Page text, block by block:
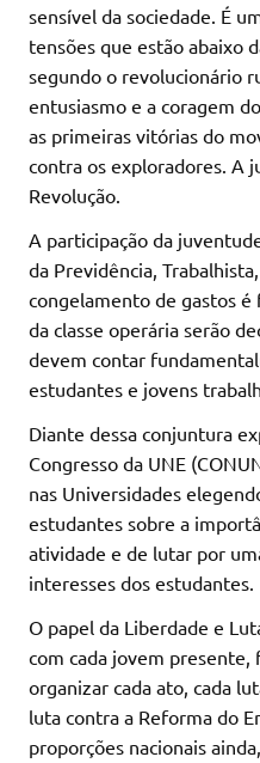
sensível da sociedade. É
tensões que estão abaixo
segundo o revolucionário
entusiasmo e a coragem
as primeiras vitórias do
contra os exploradores. A
Revolução.
A participação da
da Previdência,
congelamento de gastos
da classe operária serão
devem contar
estudantes e jovens
Diante dessa conjuntura
Congresso da UNE
nas Universidades
estudantes sobre a
atividade e de lutar por
interesses dos estudantes.
O papel da Liberdade e
com cada jovem presente,
organizar cada ato, cada
luta contra a Reforma do
proporções nacionais